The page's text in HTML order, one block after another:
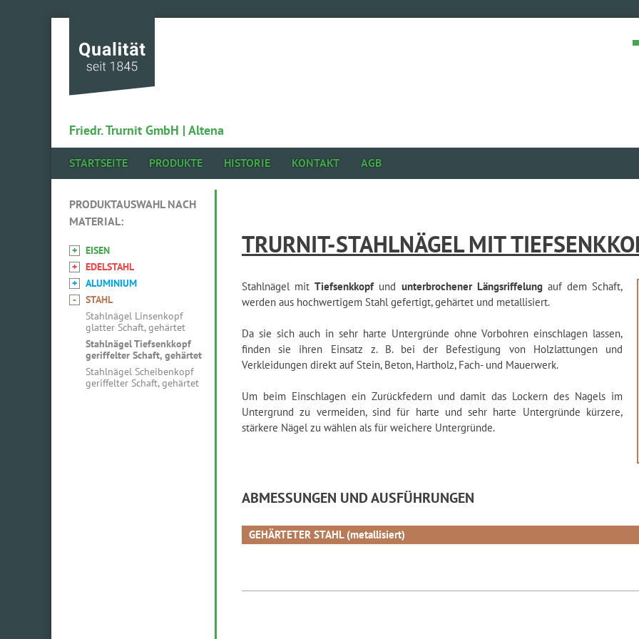
Friedr. Trurnit GmbH | Altena
Navigation
überspringen
STARTSEITE PRODUKTE HISTORIE KONTAKT AGB
TRURNIT-STAHLNÄGEL MIT
Stahlnägel mitTiefsenkkopfund unterbrochener Längsriffelungauf dem Schaft,
werden aus hochwertigem Stahl gefertigt, gehärtet und metallisiert.
Da sie sich auch in sehr harte Untergründe ohne Vorbohren einschlagen lassen,
finden sie ihren Einsatz z. B. bei der Befestigung von Holzlattungen und
Verkleidungen direkt auf Stein, Beton, Hartholz, Fach- und Mauerwerk.
Um beim Einschlagen ein Zurückfedern und damit das Lockern des Nagels im
Untergrund zu vermeiden, sind für harte und sehr harte Untergründe kürzere,
stärkere Nägel zu wählen als für weichere Untergründe.
ABMESSUNGEN UND AUSFÜHRUNGEN
GEHÄRTETER STAHL (metallisiert)
Navigation
überspringen
EISEN
EDELSTAHL
ALUMINIUM
STAHL
Stahlnägel Linsenkopf
glatter Schaft, gehärtet
Stahlnägel Tiefsenkkopf
geriffelter Schaft, gehärtet
Stahlnägel Scheibenkopf
geriffelter Schaft, gehärtet